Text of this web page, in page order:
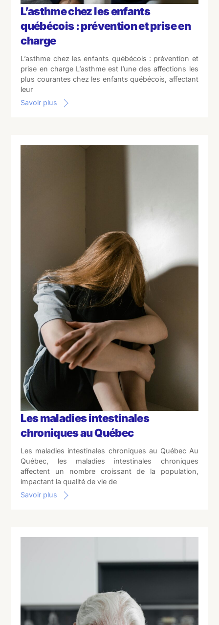
L’asthme chez les enfants
québécois : prévention et prise en
charge
L’asthme chez les enfants québécois : prévention et
prise en charge L’asthme est l’une des affections les
plus courantes chez les enfants québécois, affectant
leur
Savoir plus
Les maladies intestinales
chroniques au Québec
Les maladies intestinales chroniques au Québec Au
Québec, les maladies intestinales chroniques
affectent un nombre croissant de la population,
impactant la qualité de vie de
Savoir plus